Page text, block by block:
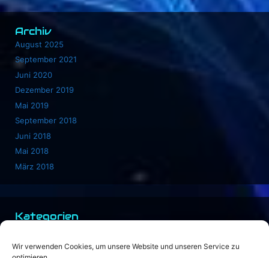
Wir verwenden Cookies, um unsere Website und unseren Service zu
Archiv
August 2025
September 2021
Juni 2020
Dezember 2019
Mai 2019
September 2018
Juni 2018
Mai 2018
März 2018
Kategorien
Buch 1